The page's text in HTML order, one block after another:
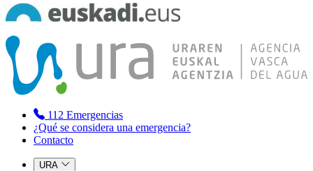
112 Emergencias
¿Qué se considera una emergencia?
Contacto
URA